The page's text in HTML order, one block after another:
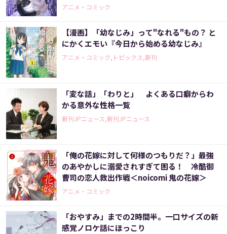
アニメ・コミック
【漫画】「幼なじみ」って"なれる"もの？ と
にかくエモい『今日から始める幼なじみ』
アニメ・コミック,トピックス,新刊
「変な話」「わりと」 よくある口癖からわ
かる意外な性格一覧
新刊JPニュース,新刊JPニュース
「俺の花嫁に対して何様のつもりだ？」最強
のあやかしに溺愛されすぎて困る！ 冷酷御
曹司の恋人救出作戦＜noicomi 鬼の花嫁＞
アニメ・コミック
「おやすみ」までの2時間半。一口サイズの新
感覚ノロケ話にほっこり